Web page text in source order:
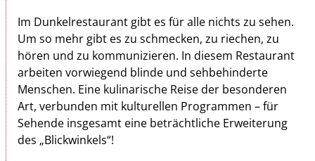
Im Dunkelrestaurant gibt es für alle nichts zu sehen.
Um so mehr gibt es zu schmecken, zu rie­chen, zu
hören und zu kommunizieren. In diesem Restaurant
arbeiten vor­wiegend blinde und sehbehinderte
Menschen. Eine kulinarische Reise der besonderen
Art, verbunden mit kulturellen Programmen – für
Sehende insgesamt eine beträchtliche Erweiterung
des „Blickwinkels“!